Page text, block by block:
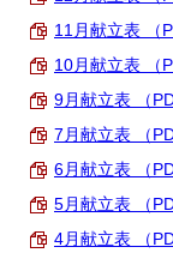
11月献立表 （
10月献立表 （
9月献立表 （
7月献立表 （
6月献立表 （
5月献立表 （
4月献立表 （